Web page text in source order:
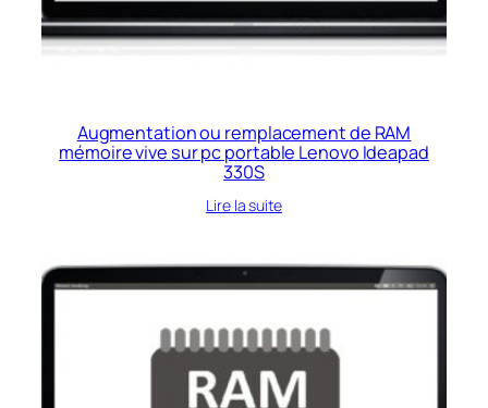
Augmentation ou remplacement de RAM
mémoire vive sur pc portable Lenovo Ideapad
330S
Lire la suite